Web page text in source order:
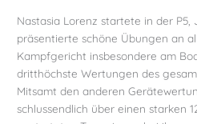
Nastasia Lorenz startete in der P5,
präsentierte schöne Übungen an
Kampfgericht insbesondere am
dritthöchste Wertungen des
Mitsamt den anderen
schlussendlich über einen starken